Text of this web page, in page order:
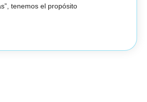
tenemos el propósito